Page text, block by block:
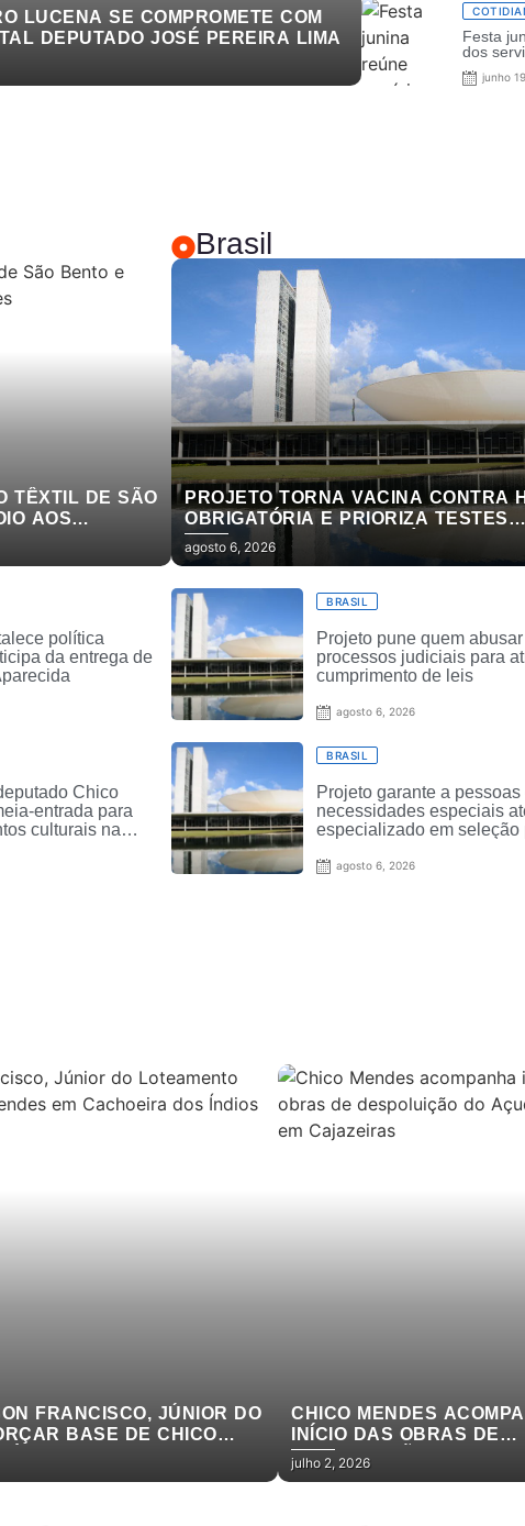
LUCENA SE COMPROMETE COM
DEPUTADO JOSÉ PEREIRA LIMA
FORMADO,
VÍNCULOS DE
Festa
dos
pessoa
junho
TÊXTIL DE SÃO
AOS
política
da entrega de
Chico
entrada para
culturais na
Brasil
PROJETO TORNA VACINA CONTRA
OBRIGATÓRIA E PRIORIZA TESTES
MOLECULARES PARA CÂNCER DE
ÚTERO
agosto 6, 2026
BRASIL
Projeto pune quem
processos judiciais para
cumprimento de leis
agosto 6, 2026
BRASIL
Projeto garante a pessoas
necessidades especiais
especializado em seleção
agosto 6, 2026
FRANCISCO, JÚNIOR DO
BASE DE CHICO
CHICO MENDES
INÍCIO DAS OBRAS DE
DESPOLUIÇÃO DO AÇUDE
GRANDE EM CAJAZEIRAS
julho 2, 2026